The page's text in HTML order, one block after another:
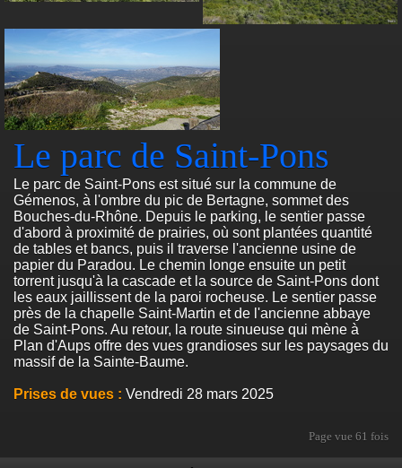
Le parc de Saint-Pons
Le parc de Saint-Pons est situé sur la commune de
Gémenos, à l'ombre du pic de Bertagne, sommet des
Bouches-du-Rhône. Depuis le parking, le sentier passe
d'abord à proximité de prairies, où sont plantées quantité
de tables et bancs, puis il traverse l'ancienne usine de
papier du Paradou. Le chemin longe ensuite un petit
torrent jusqu'à la cascade et la source de Saint-Pons dont
les eaux jaillissent de la paroi rocheuse. Le sentier passe
près de la chapelle Saint-Martin et de l'ancienne abbaye
de Saint-Pons. Au retour, la route sinueuse qui mène à
Plan d'Aups offre des vues grandioses sur les paysages du
massif de la Sainte-Baume.
Prises de vues : Vendredi 28 mars 2025
Page vue 61 fois